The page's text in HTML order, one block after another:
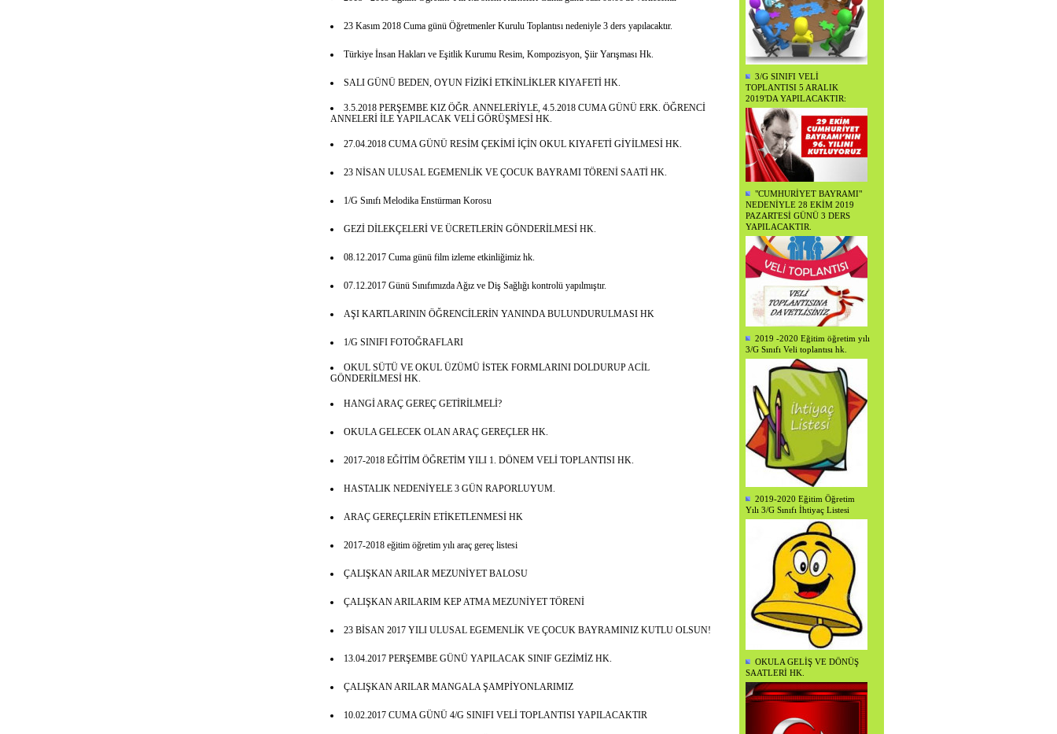
23 Kasım 2018 Cuma günü Öğretmenler Kurulu Toplantısı nedeniyle 3 ders yapılacaktır.
Türkiye İnsan Hakları ve Eşitlik Kurumu Resim, Kompozisyon, Şiir Yarışması Hk.
SALI GÜNÜ BEDEN, OYUN FİZİKİ ETKİNLİKLER KIYAFETİ HK.
3.5.2018 PERŞEMBE KIZ ÖĞR. ANNELERİYLE, 4.5.2018 CUMA GÜNÜ ERK. ÖĞRENCİ
ANNELERİ İLE YAPILACAK VELİ GÖRÜŞMESİ HK.
27.04.2018 CUMA GÜNÜ RESİM ÇEKİMİ İÇİN OKUL KIYAFETİ GİYİLMESİ HK.
23 NİSAN ULUSAL EGEMENLİK VE ÇOCUK BAYRAMI TÖRENİ SAATİ HK.
1/G Sınıfı Melodika Enstürman Korosu
GEZİ DİLEKÇELERİ VE ÜCRETLERİN GÖNDERİLMESİ HK.
08.12.2017 Cuma günü film izleme etkinliğimiz hk.
07.12.2017 Günü Sınıfımızda Ağız ve Diş Sağlığı kontrolü yapılmıştır.
AŞI KARTLARININ ÖĞRENCİLERİN YANINDA BULUNDURULMASI HK
1/G SINIFI FOTOĞRAFLARI
OKUL SÜTÜ VE OKUL ÜZÜMÜ İSTEK FORMLARINI DOLDURUP ACİL
GÖNDERİLMESİ HK.
HANGİ ARAÇ GEREÇ GETİRİLMELİ?
OKULA GELECEK OLAN ARAÇ GEREÇLER HK.
2017-2018 EĞİTİM ÖĞRETİM YILI 1. DÖNEM VELİ TOPLANTISI HK.
HASTALIK NEDENİYELE 3 GÜN RAPORLUYUM.
ARAÇ GEREÇLERİN ETİKETLENMESİ HK
2017-2018 eğitim öğretim yılı araç gereç listesi
ÇALIŞKAN ARILAR MEZUNİYET BALOSU
ÇALIŞKAN ARILARIM KEP ATMA MEZUNİYET TÖRENİ
23 BİSAN 2017 YILI ULUSAL EGEMENLİK VE ÇOCUK BAYRAMINIZ KUTLU OLSUN!
13.04.2017 PERŞEMBE GÜNÜ YAPILACAK SINIF GEZİMİZ HK.
ÇALIŞKAN ARILAR MANGALA ŞAMPİYONLARIMIZ
10.02.2017 CUMA GÜNÜ 4/G SINIFI VELİ TOPLANTISI YAPILACAKTIR
3/G SINIFI VELİ
TOPLANTISI 5 ARALIK
2019'DA YAPILACAKTIR:
"CUMHURİYET BAYRAMI"
NEDENİYLE 28 EKİM 2019
PAZARTESİ GÜNÜ 3 DERS
YAPILACAKTIR.
2019 -2020 Eğitim öğretim yılı
3/G Sınıfı Veli toplantısı hk.
2019-2020 Eğitim Öğretim
Yılı 3/G Sınıfı İhtiyaç Listesi
OKULA GELİŞ VE DÖNÜŞ
SAATLERİ HK.